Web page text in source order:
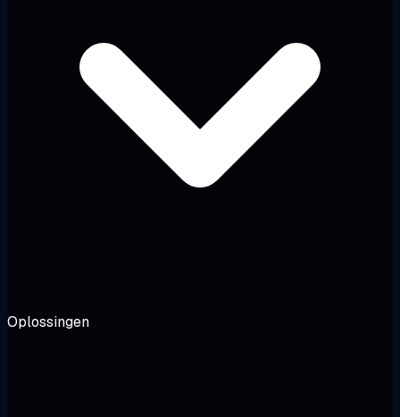
Oplossingen